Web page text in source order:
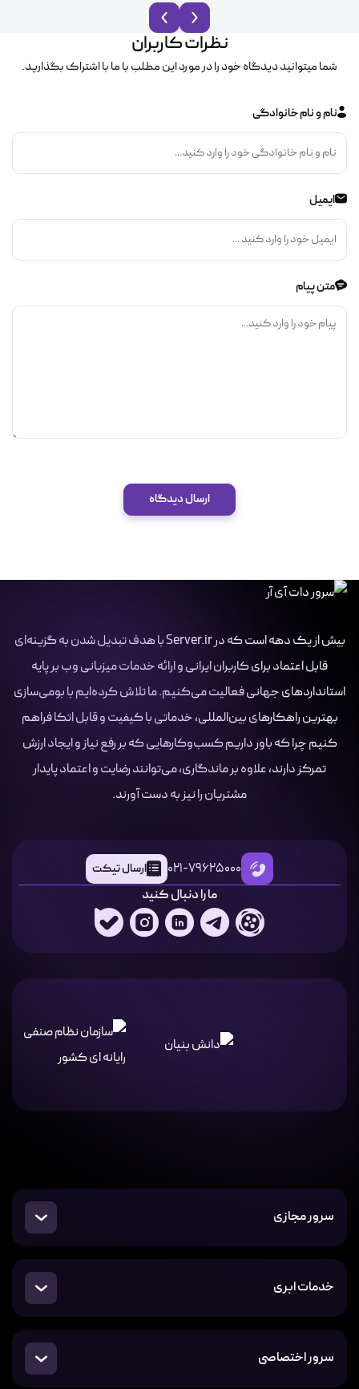
نظرات کاربران
شما میتوانید دیدگاه خود را در مورد این مطلب با ما با اشتراک بگذارید.
نام و نام خانوادگی
ایمیل
متن پیام
ارسال دیدگاه
بیش از یک دهه است که در Server.ir با هدف تبدیل شدن به گزینه‌ای
قابل اعتماد برای کاربران ایرانی و ارائه خدمات میزبانی وب بر پایه
استانداردهای جهانی فعالیت می‌کنیم. ما تلاش کرده‌ایم با بومی‌سازی
بهترین راهکارهای بین‌المللی، خدماتی با کیفیت و قابل اتکا فراهم
کنیم چرا که باور داریم کسب‌وکارهایی که بر رفع نیاز و ایجاد ارزش
تمرکز دارند، علاوه بر ماندگاری، می‌توانند رضایت و اعتماد پایدار
مشتریان را نیز به دست آورند.
021-79625000 ارسال تیکت
ما را دنبال کنید
سرور مجازی
خدمات ابری
سرور اختصاصی